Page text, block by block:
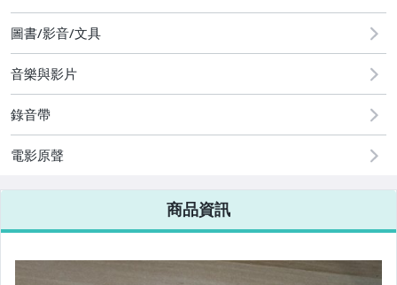
[全店] 週年慶
圖書/影音/文具
音樂與影片
錄音帶
電影原聲
商品資訊